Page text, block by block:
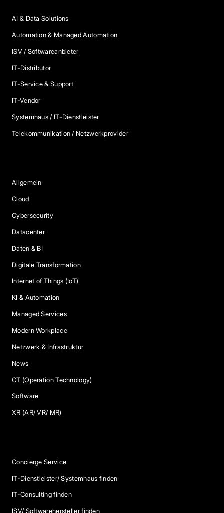
AI & Data Solutions
Automation & Managed Automation
ISV / Softwareanbieter
IT-Distributor
IT-Service & Support
IT-Vendor
Systemhaus / IT-Dienstleister
Telekommunikation / Netzwerkprovider
Allgemein
Cloud
Cybersecurity
Datacenter
Daten & BI
Digitale Transformation
Internet of Things (IoT)
KI & Automation
Managed Services
Modern Workplace
Netzwerk & Infrastruktur
News
OT (Operation Technology)
Software
XR (AR/ VR/ MR)
Concierge Service
IT-Dienstleister/ Systemhaus finden
IT-Consulting finden
ISV/ Softwarehersteller finden